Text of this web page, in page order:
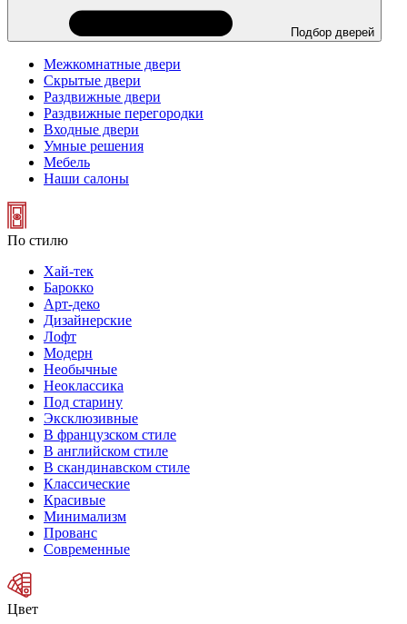
Подбор дверей
Межкомнатные двери
Скрытые двери
Раздвижные двери
Раздвижные перегородки
Входные двери
Умные решения
Мебель
Наши салоны
По стилю
Хай-тек
Барокко
Арт-деко
Дизайнерские
Лофт
Модерн
Необычные
Неоклассика
Под старину
Эксклюзивные
В французском стиле
В английском стиле
В скандинавском стиле
Классические
Красивые
Минимализм
Прованс
Современные
Цвет